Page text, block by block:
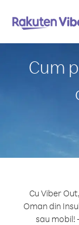
Cum
Cu Viber
Oman din
sau mobil!